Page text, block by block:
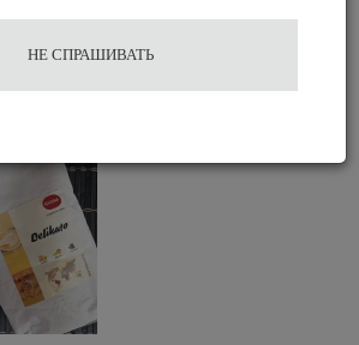
сайте миркофе
НЕ СПРАШИВАТЬ